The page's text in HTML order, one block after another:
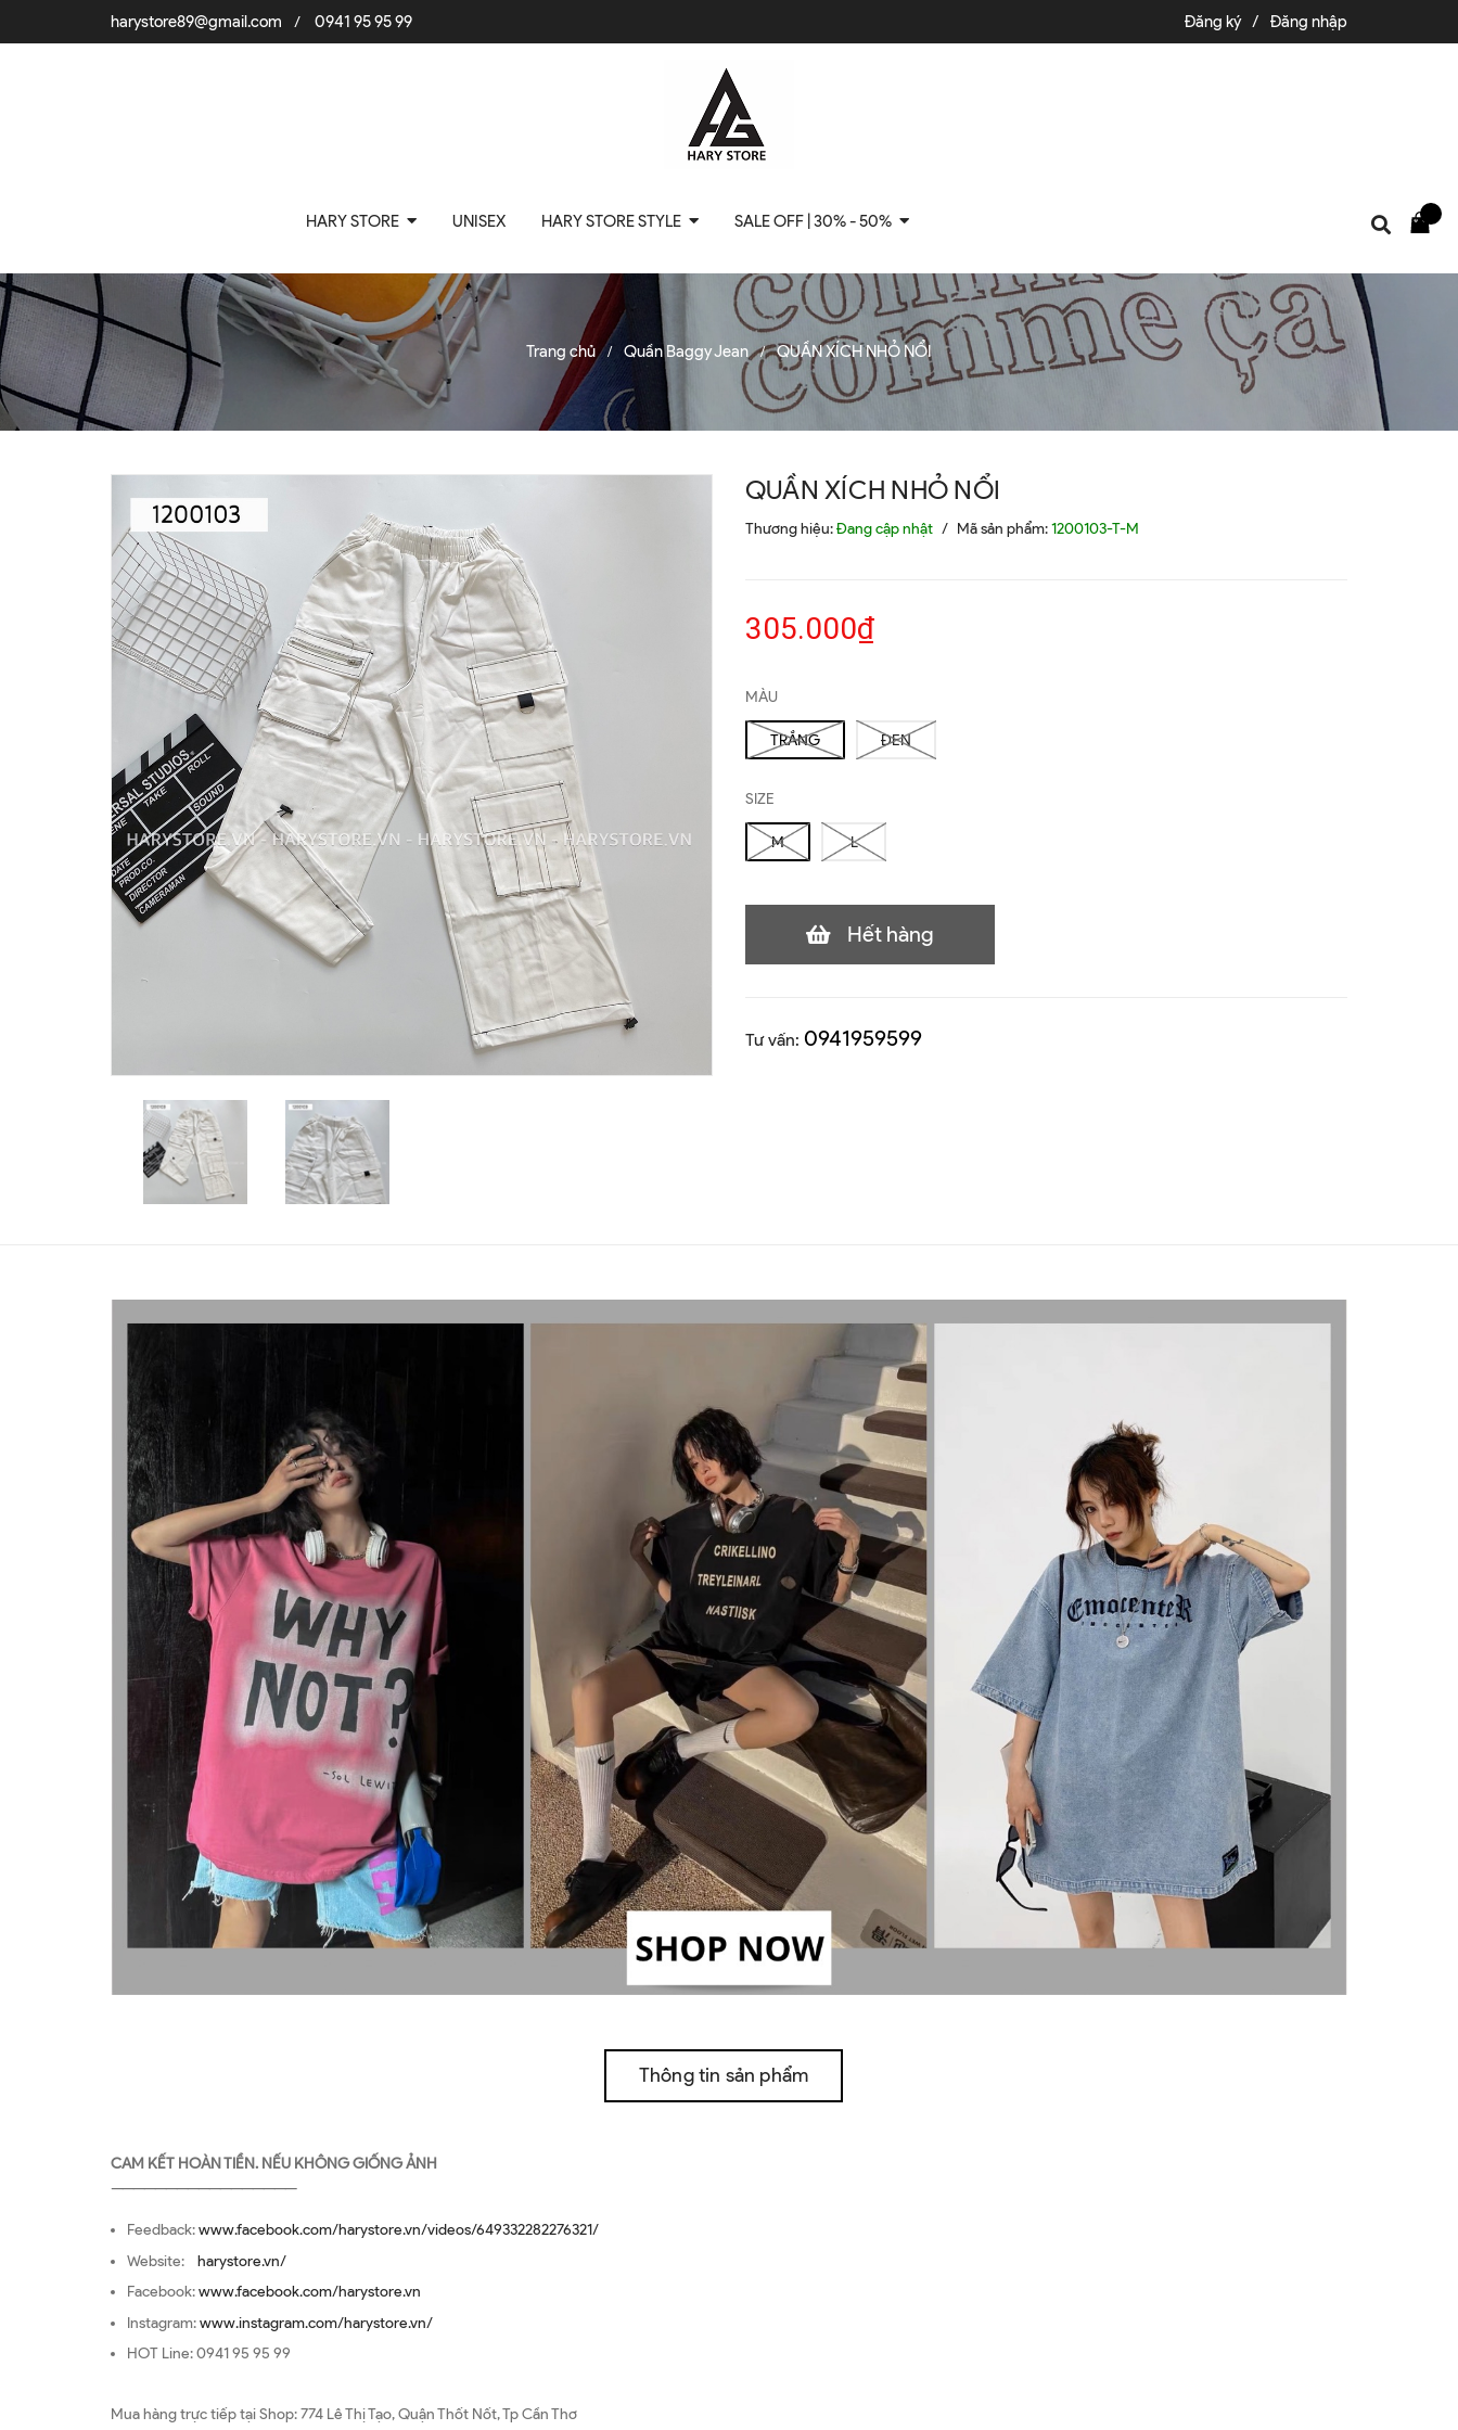
harystore89@gmail.com / 0941 95 95 99 Đăng ký / Đăng nhập
HARY STORE UNISEX HARY STORE STYLE SALE OFF | 30% - 50%
Trang chủ / Quần Baggy Jean / QUẦN XÍCH NHỎ NỔI
QUẦN XÍCH NHỎ NỔI
Thương hiệu:Đang cập nhật / Mã sản phẩm:1200103-T-M
305.000₫
MÀU
TRẮNG ĐEN
SIZE
M L
Hết hàng
Tư vấn: 0941959599
Thông tin sản phẩm
CAM KẾT HOÀN TIỀN. NẾU KHÔNG GIỐNG ẢNH
—————————————————
Feedback:www.facebook.com/harystore.vn/videos/649332282276321/
Website: harystore.vn/
Facebook:www.facebook.com/harystore.vn
Instagram:www.instagram.com/harystore.vn/
HOT Line: 0941 95 95 99
Mua hàng trực tiếp tại Shop: 774 Lê Thị Tạo, Quận Thốt Nốt, Tp Cần Thơ